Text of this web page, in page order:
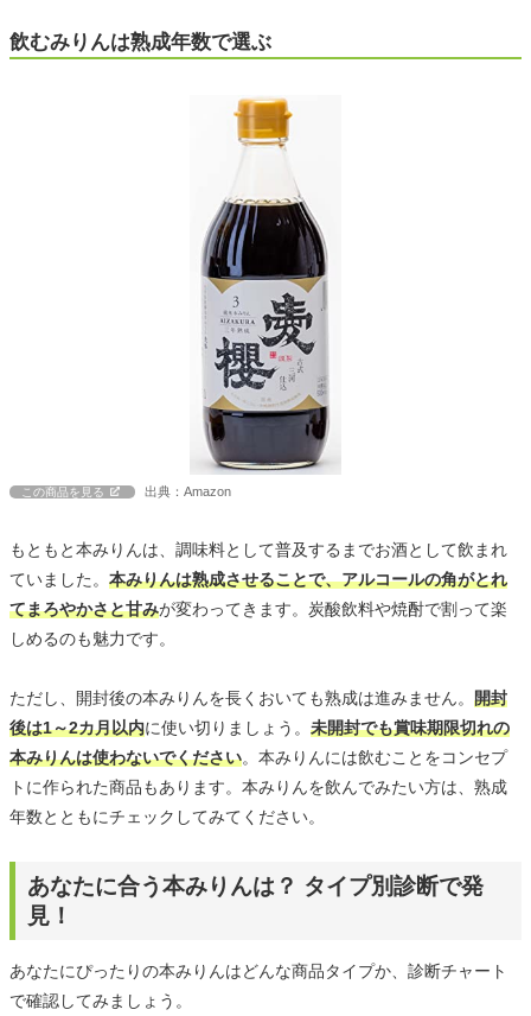
飲むみりんは熟成年数で選ぶ
この商品を見る 出典：Amazon
もともと本みりんは、調味料として普及するまでお酒として飲まれ
ていました。 本みりんは熟成させることで、アルコールの角がとれ
てまろやかさと甘みが変わってきます。炭酸飲料や焼酎で割って楽
しめるのも魅力です。
ただし、開封後の本みりんを長くおいても熟成は進みません。 開封
後は1～2カ月以内に使い切りましょう。 未開封でも賞味期限切れの
本みりんは使わないでください。本みりんには飲むことをコンセプ
トに作られた商品もあります。本みりんを飲んでみたい方は、熟成
年数とともにチェックしてみてください。
あなたに合う本みりんは？ タイプ別診断で発
見！
あなたにぴったりの本みりんはどんな商品タイプか、診断チャート
で確認してみましょう。